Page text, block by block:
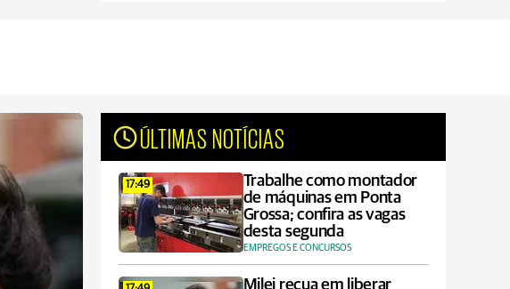
ÚLTIMAS NOTÍCIAS
17:49
Trabalhe como montador
de máquinas em Ponta
Grossa; confira as vagas
desta segunda
EMPREGOS E CONCURSOS
Milei recua em liberar